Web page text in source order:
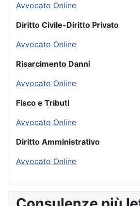
Avvocato Online
Diritto Civile-Diritto Privato
Avvocato Online
Risarcimento Danni
Avvocato Online
Fisco e Tributi
Avvocato Online
Diritto Amministrativo
Avvocato Online